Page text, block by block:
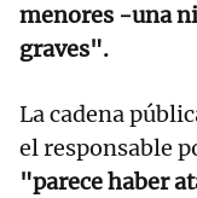
menores -una
graves".
La cadena
el responsable
"parece haber